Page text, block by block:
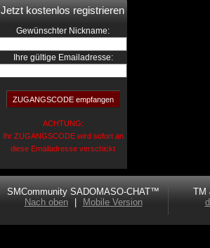
Jetzt kostenlos registrieren
Gewünschter Nickname:
Ihre gültige Emailadresse:
ACHTUNG:
Ihr ZUGANGSCODE wird sofort an
diese Emailadresse verschickt
SMCommunity SADOMASO-CHAT™
Nach oben
Mobile Version
TM